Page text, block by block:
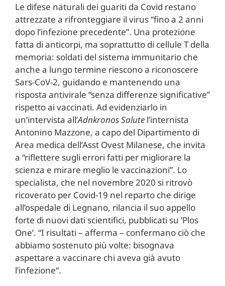
Le difese naturali dei guariti da Covid restano
attrezzate a rifronteggiare il virus “fino a 2 anni
dopo l’infezione precedente”. Una protezione
fatta di anticorpi, ma soprattutto di cellule T della
memoria: soldati del sistema immunitario che
anche a lungo termine riescono a riconoscere
Sars-CoV-2, guidando e mantenendo una
risposta antivirale “senza differenze significative”
rispetto ai vaccinati. Ad evidenziarlo in
un’intervista all’Adnkronos Salutel’internista
Antonino Mazzone, a capo del Dipartimento di
Area medica dell’Asst Ovest Milanese, che invita
a “riflettere sugli errori fatti per migliorare la
scienza e mirare meglio le vaccinazioni”. Lo
specialista, che nel novembre 2020 si ritrovò
ricoverato per Covid-19 nel reparto che dirige
all’ospedale di Legnano, rilancia il suo appello
forte di nuovi dati scientifici, pubblicati su ‘Plos
One’. “I risultati – afferma – confermano ciò che
abbiamo sostenuto più volte: bisognava
aspettare a vaccinare chi aveva già avuto
l’infezione“.